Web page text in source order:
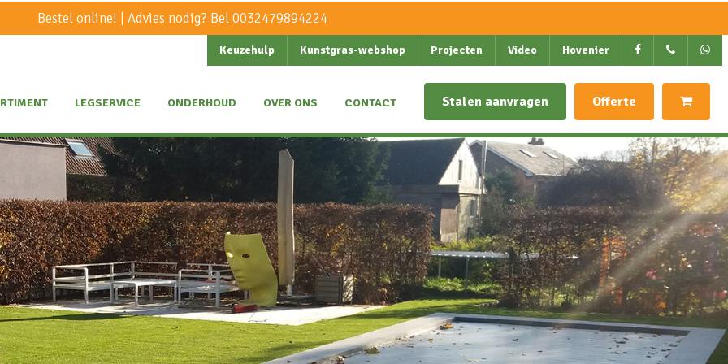
Bestel online! | Advies nodig? Bel0032479894224
Keuzehulp Kunstgras-webshop Projecten Video Hovenier
LEGSERVICE ONDERHOUD OVER ONS CONTACT Stalen aanvragen Offerte